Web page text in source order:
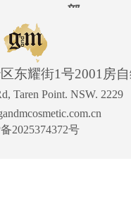
部
东耀街1号2001房
Taren Point. NSW. 2229
2025374372号